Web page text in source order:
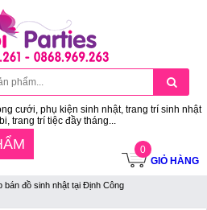
cưới, phụ kiện sinh nhật, trang trí sinh nhật
trang trí tiệc đầy tháng...
0
GIỎ HÀNG
bán đồ sinh nhật tại Định Công